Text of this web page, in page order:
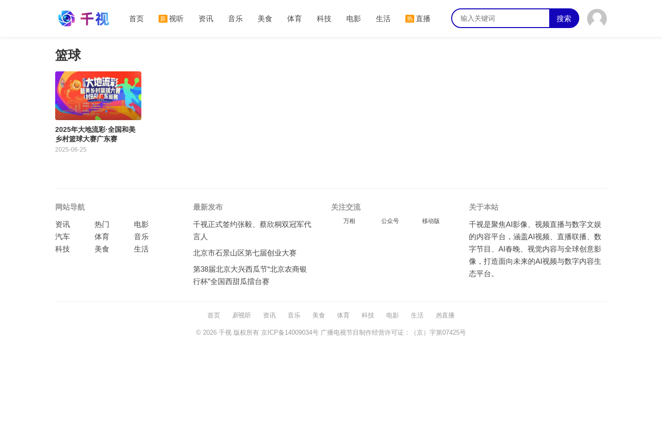
首页 新 视听 资讯 音乐 美食 体育 科技 电影 生活 热 直播 搜索
篮球
2025年大地流彩·全国和美
乡村篮球大赛广东赛
2025-06-25
网站导航
资讯 热门
电影
汽车
体育
音乐
科技
美食 生活
最新发布
千视正式签约张毅、蔡欣桐双冠军代
言人
北京市石景山区第七届创业大赛
第38届北京大兴西瓜节“北京农商银
行杯”全国西甜瓜擂台赛
关注交流
万相 公众号 移动版
关于本站
千视是聚焦AI影像、视频直播与数字文娱
的内容平台，涵盖AI视频、直播联播、数
字节目、AI春晚、视觉内容与全球创意影
像，打造面向未来的AI视频与数字内容生
态平台。
首页 新视听 资讯 音乐 美食 体育 科技 电影 生活 热直播
© 2026 千视 版权所有 京ICP备14009034号 广播电视节目制作经营许可证：（京）字第07425号